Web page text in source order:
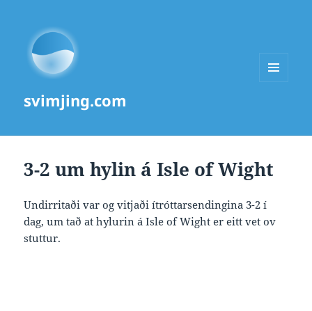
svimjing.com
3-2 um hylin á Isle of Wight
Undirritaði var og vitjaði ítróttarsendingina 3-2 í
dag, um tað at hylurin á Isle of Wight er eitt vet ov
stuttur.